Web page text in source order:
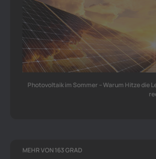
Photovoltaik im Sommer – Warum Hitze die
MEHR VON 163 GRAD